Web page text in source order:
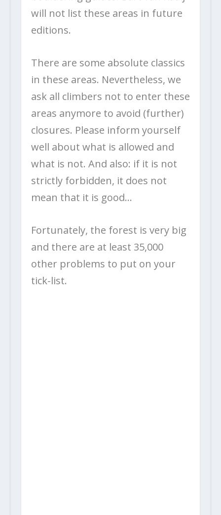
will not list these areas in future
editions.
There are some absolute classics
in these areas. Nevertheless, we
ask all climbers not to enter these
areas anymore to avoid (further)
closures. Please inform yourself
well about what is allowed and
what is not. And also: if it is not
strictly forbidden, it does not
mean that it is good…
Fortunately, the forest is very big
and there are at least 35,000
other problems to put on your
tick-list.